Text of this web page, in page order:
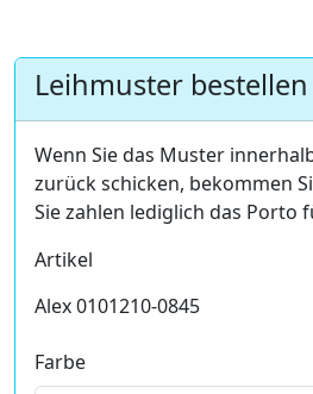
Leihmuster bestellen
Wenn Sie das Muster
zurück schicken, bekommen
Sie zahlen lediglich das Porto
Artikel
Alex 0101210-0845
Farbe